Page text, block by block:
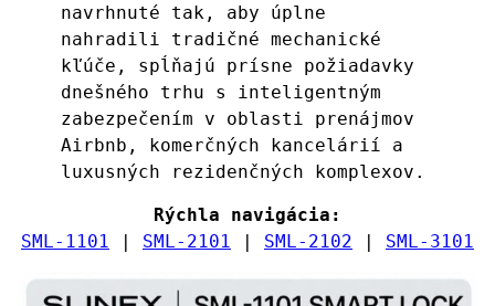
navrhnuté tak, aby úplne
nahradili tradičné mechanické
kľúče, spĺňajú prísne požiadavky
dnešného trhu s inteligentným
zabezpečením v oblasti prenájmov
Airbnb, komerčných kancelárií a
luxusných rezidenčných komplexov.
Rýchla navigácia:
SML-1101 | SML-2101 | SML-2102 | SML-3101